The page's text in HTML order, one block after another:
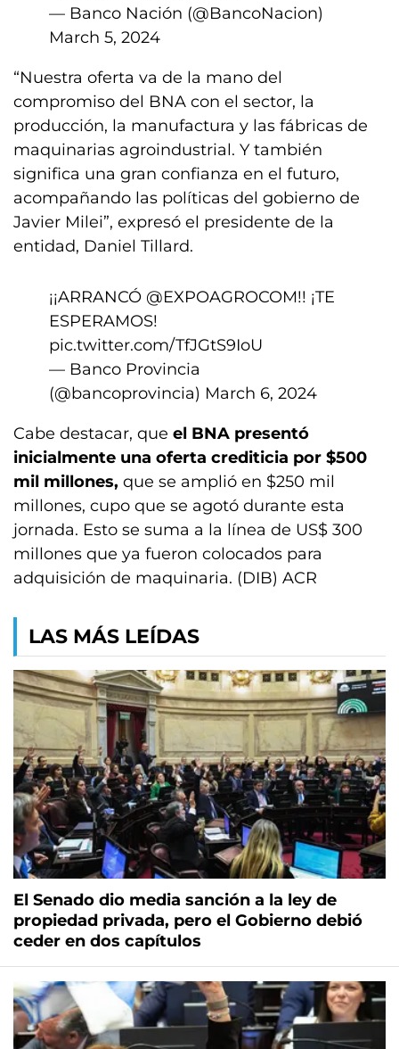
— Banco Nación (@BancoNacion)
March 5, 2024
“Nuestra oferta va de la mano del
compromiso del BNA con el sector, la
producción, la manufactura y las fábricas de
maquinarias agroindustrial. Y también
significa una gran confianza en el futuro,
acompañando las políticas del gobierno de
Javier Milei”, expresó el presidente de la
entidad, Daniel Tillard.
¡¡ARRANCÓ @EXPOAGROCOM!! ¡TE
ESPERAMOS!
pic.twitter.com/TfJGtS9IoU
— Banco Provincia
(@bancoprovincia) March 6, 2024
Cabe destacar, que el BNA presentó
inicialmente una oferta crediticia por $500
mil millones, que se amplió en $250 mil
millones, cupo que se agotó durante esta
jornada. Esto se suma a la línea de US$ 300
millones que ya fueron colocados para
adquisición de maquinaria. (DIB) ACR
LAS MÁS LEÍDAS
El Senado dio media sanción a la ley de
propiedad privada, pero el Gobierno debió
ceder en dos capítulos